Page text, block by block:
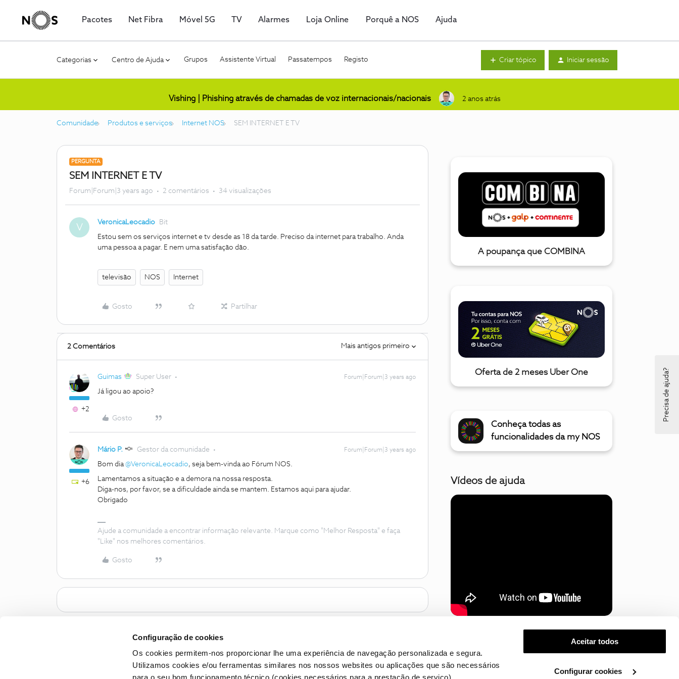
Configuração de cookies
Os cookies permitem-nos proporcionar lhe uma experiência de navegação personalizada e segura.
Utilizamos cookies e/ou ferramentas similares nos nossos websites ou aplicações que são necessários
Aceitar todos
Configurar cookies
Pacotes Net Fibra Móvel 5G TV Alarmes Loja Online Porquê a NOS Ajuda
Categorias Centro de Ajuda Grupos Assistente Virtual Passatempos Registo Criar tópico Iniciar sessão
Vishing | Phishing através de chamadas de voz internacionais/nacionais 2 anos atrás
Comunidade Produtos e serviços Internet NOS SEM INTERNET E TV
PERGUNTA
SEM INTERNET E TV
Forum|Forum|3 years ago 2 comentários 34 visualizações
V VeronicaLeocadio Bit
Estou sem os serviços internet e tv desde as 18 da tarde. Preciso da internet para trabalho. Anda
uma pessoa a pagar. E nem uma satisfação dão.
televisão NOS Internet
Gosto Partilhar
2 Comentários Mais antigos primeiro
+2
Guimas Super User Forum|Forum|3 years ago
Já ligou ao apoio?
Gosto
+6
Mário P. Gestor da comunidade Forum|Forum|3 years ago
Bom dia@VeronicaLeocadio, seja bem-vinda ao Fórum NOS.
Lamentamos a situação e a demora na nossa resposta.
Diga-nos, por favor, se a dificuldade ainda se mantem. Estamos aqui para ajudar.
Obrigado
Ajude a comunidade a encontrar informação relevante. Marque como "Melhor Resposta" e faça
"Like" nos melhores comentários.
Gosto
A poupança que COMBINA
Oferta de 2 meses Uber One
Conheça todas as
funcionalidades da my NOS
Vídeos de ajuda
Precisa de ajuda?